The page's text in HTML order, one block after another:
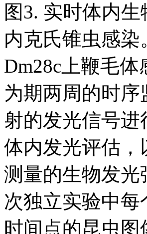
图3. 实时体内
内克氏锥虫感
Dm28c上鞭毛
为期两周的时
射的发光信号进
体内发光评估，
测量的生物发
次独立实验中
时间点的昆虫